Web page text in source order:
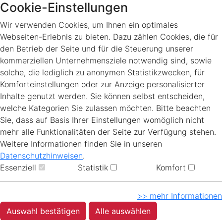
Cookie-Einstellungen
Wir verwenden Cookies, um Ihnen ein optimales
Webseiten-Erlebnis zu bieten. Dazu zählen Cookies, die für
den Betrieb der Seite und für die Steuerung unserer
kommerziellen Unternehmensziele notwendig sind, sowie
solche, die lediglich zu anonymen Statistikzwecken, für
Komforteinstellungen oder zur Anzeige personalisierter
Inhalte genutzt werden. Sie können selbst entscheiden,
welche Kategorien Sie zulassen möchten. Bitte beachten
Sie, dass auf Basis Ihrer Einstellungen womöglich nicht
mehr alle Funktionalitäten der Seite zur Verfügung stehen.
Weitere Informationen finden Sie in unseren
Datenschutzhinweisen.
Essenziell
Statistik Komfort
>> mehr Informationen
Auswahl bestätigen
Alle auswählen